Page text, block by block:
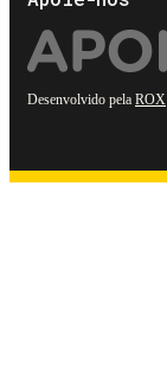
Desenvolvido pela ROX